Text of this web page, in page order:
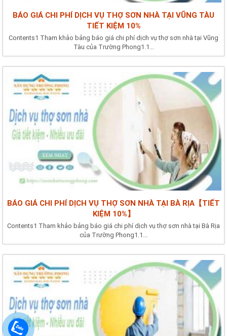
BÁO GIÁ CHI PHÍ DỊCH VỤ THỢ SƠN NHÀ TẠI VŨNG TÀU
TIẾT KIỆM 10%
Contents1 Tham khảo bảng báo giá chi phí dịch vụ thợ sơn nhà tại Vũng
Tàu của Trường Phong1.1...
BÁO GIÁ CHI PHÍ DỊCH VỤ THỢ SƠN NHÀ TẠI BÀ RỊA【TIẾT
KIỆM 10%】
Contents1 Tham khảo bảng báo giá chi phí dịch vụ thợ sơn nhà tại Bà Rịa
của Trường Phong1.1...